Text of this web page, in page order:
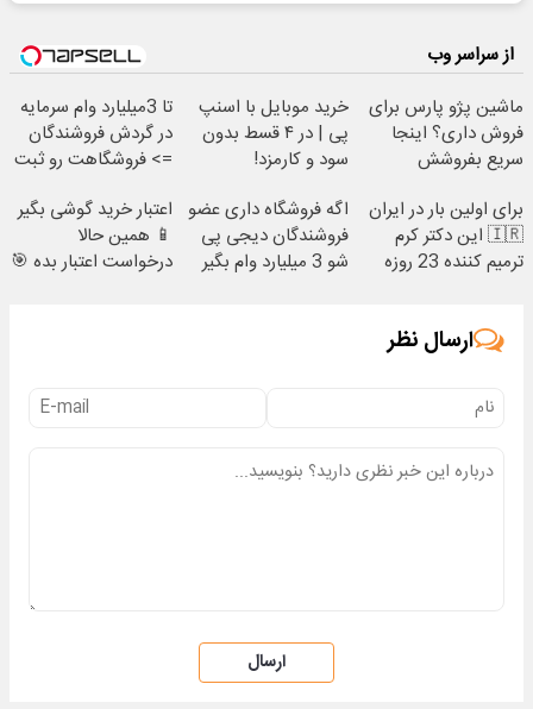
از سراسر وب
ماشین پژو پارس برای
فروش داری؟ اینجا
سریع بفروشش
خرید موبایل با اسنپ
پی | در ۴ قسط بدون
سود و کارمزد!
تا 3میلیارد وام سرمایه
در گردش فروشندگان
=> فروشگاهت رو ثبت
برای اولین بار در ایران
🇮🇷 این دکتر کرم
ترمیم کننده 23 روزه
اگه فروشگاه داری عضو
فروشندگان دیجی پی
شو 3 میلیارد وام بگیر
اعتبار خرید گوشی بگیر
📱 همین حالا
درخواست اعتبار بده 🎯
ارسال نظر
ارسال